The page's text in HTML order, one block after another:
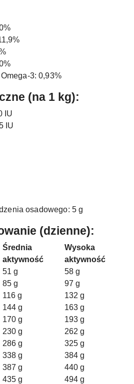
3: 0,93%
(na 1 kg):
IU
IU
osadowego: 5 g
(dzienne):
Średnia
aktywność
Wysoka
aktywność
51 g
58 g
85 g
97 g
116 g
132 g
144 g
163 g
170 g
193 g
230 g
262 g
286 g
325 g
338 g
384 g
387 g
440 g
435 g
494 g